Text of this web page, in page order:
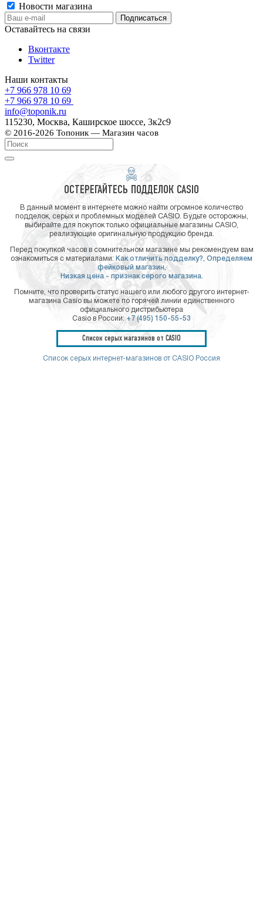
Новости магазина
Оставайтесь на связи
Вконтакте
Twitter
Наши контакты
+7 966 978 10 69
+7 966 978 10 69
info@toponik.ru
115230, Москва, Каширское шоссе, 3к2с9
© 2016-2026 Топоник — Магазин часов
ОСТЕРЕГАЙТЕСЬ ПОДДЕЛОК CASIO
В данный момент в интернете можно найти огромное количество
подделок, серых и проблемных моделей CASIO. Будьте осторожны,
выбирайте для покупок только официальные магазины CASIO,
реализующие оригинальную продукцию бренда.
Перед покупкой часов в сомнительном магазине мы рекомендуем вам
ознакомиться с материалами: Как отличить подделку?, Определяем
фейковый магазин,
Низкая цена - признак серого магазина.
Помните, что проверить статус нашего или любого другого интернет-
магазина Casio вы можете по горячей линии единственного
официального дистрибьютера
Casio в России: +7 (495) 150-55-53
Список серых магазинов от CASIO
Список серых интернет-магазинов от CASIO Россия